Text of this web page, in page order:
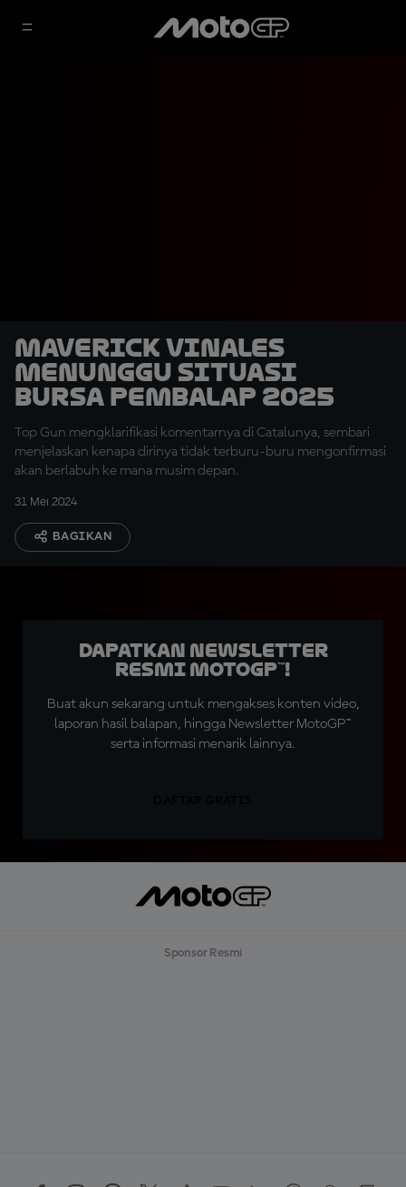
Maverick Vinales
Menunggu Situasi
Bursa Pembalap 2025
Top Gun mengklarifikasi komentarnya di Catalunya, sembari
menjelaskan kenapa dirinya tidak terburu-buru mengonfirmasi
akan berlabuh ke mana musim depan.
31 Mei 2024
BAGIKAN
Dapatkan Newsletter
Resmi MotoGP™!
Buat akun sekarang untuk mengakses konten video,
laporan hasil balapan, hingga Newsletter MotoGP™
serta informasi menarik lainnya.
Sponsor Resmi